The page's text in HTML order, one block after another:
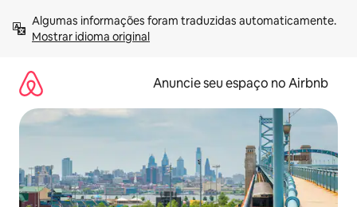
para
Mostrar idioma original
Anuncie seu espaço no Airbnb